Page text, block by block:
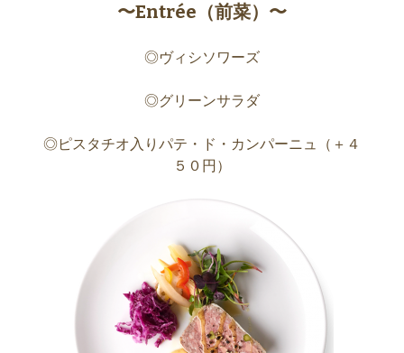
〜Entrée（前菜）〜
◎ヴィシソワーズ
◎グリーンサラダ
◎ピスタチオ入りパテ・ド・カンパーニュ（＋４
５０円）